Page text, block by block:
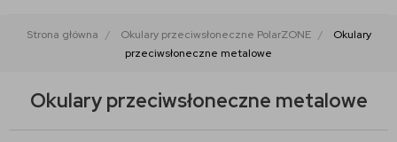
Strona główna Okulary przeciwsłoneczne PolarZONE
Okulary
przeciwsłoneczne metalowe
Okulary przeciwsłoneczne metalowe